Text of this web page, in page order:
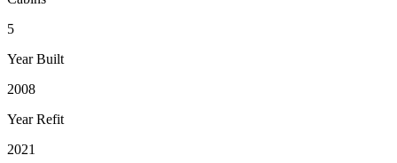
5
Year Built
2008
Year Refit
2021